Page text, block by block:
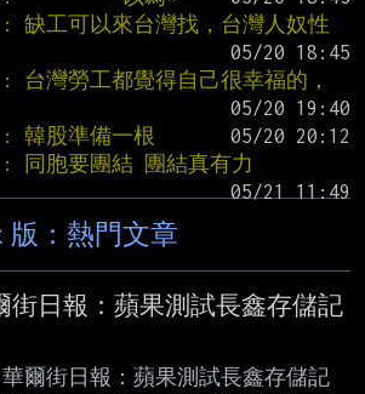
: 缺工可以來台灣找，台灣人奴性
: 台灣勞工都覺得自己很幸福的，
: 韓股準備一根
: 同胞要團結 團結真有力
版：熱門文章
街日報：蘋果測試長鑫存儲記
爾街日報：蘋果測試長鑫存儲記